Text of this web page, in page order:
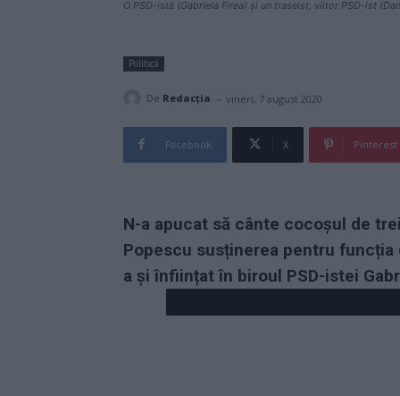
O PSD-istă (Gabriela Firea) și un traseist, viitor PSD-ist
Politică
De Redacţia - vineri, 7 august 2020
Facebook X Pinterest
N-a apucat să cânte cocoșul de
Popescu susținerea pentru
a și înființat în biroul PSD-istei